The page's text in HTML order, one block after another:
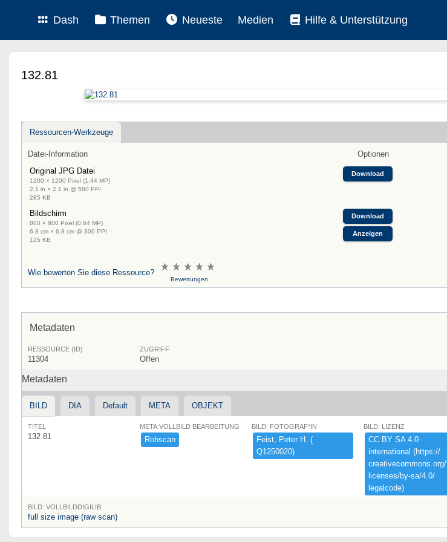
Dash Themen Neueste Medien Hilfe & Unterstützung
132.81
Ressourcen-Werkzeuge
Datei-Information
Optionen
Original JPG Datei
1200 × 1200 Pixel (1.44 MP)
2.1 in × 2.1 in @ 580 PPI
285 KB
Download
Bildschirm
800 × 800 Pixel (0.64 MP)
6.8 cm × 6.8 cm @ 300 PPI
125 KB
Download
Anzeigen
Wie bewerten Sie diese Ressource?
Bewertungen
Metadaten
RESSOURCE (ID)
11304
ZUGRIFF
Offen
Metadaten
BILD DIA Default META OBJEKT
TITEL
132.81
META:VOLLBILD BEARBEITUNG
Rohscan
BILD: FOTOGRAF*IN
Feist,​ ​Peter ​H.​ ​(​
Q1250020)​
BILD: LIZENZ
CC ​BY ​SA ​4.​0 ​
international ​(​https:​/​/​
creativecommons.​org/​
licenses/​by-​sa/​4.​0/​
legalcode)​
BILD: VOLLBILDDIGILIB
full size image (raw scan)